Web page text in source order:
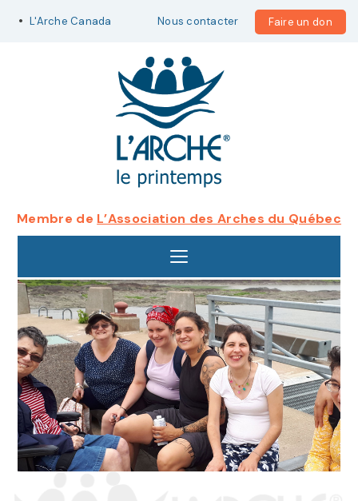
• L'Arche Canada Nous contacter Faire un don
Membre de L’Association des Arches du Québec